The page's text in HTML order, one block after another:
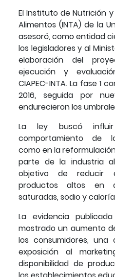
El Instituto de Nutrición
Alimentos (INTA) de la
asesoró, como entidad
los legisladores y al
elaboración del
ejecución y
CIAPEC-INTA. La fase 1
2016, seguida por
endurecieron los
La ley buscó
comportamiento de
como en la
parte de la industria
objetivo de reducir
productos altos en
saturadas, sodio y
La evidencia
mostrado un aumento
los consumidores, una
exposición al
disponibilidad de